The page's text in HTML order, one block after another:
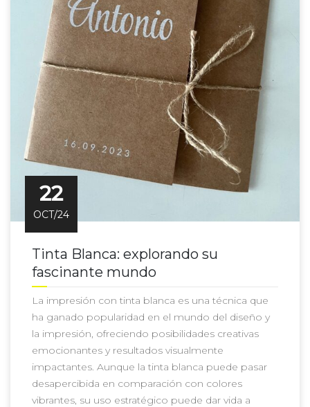
22
OCT/24
Tinta Blanca: explorando su
fascinante mundo
La impresión con tinta blanca es una técnica que
ha ganado popularidad en el mundo del diseño y
la impresión, ofreciendo posibilidades creativas
emocionantes y resultados visualmente
impactantes. Aunque la tinta blanca puede pasar
desapercibida en comparación con colores
vibrantes, su uso estratégico puede dar vida a